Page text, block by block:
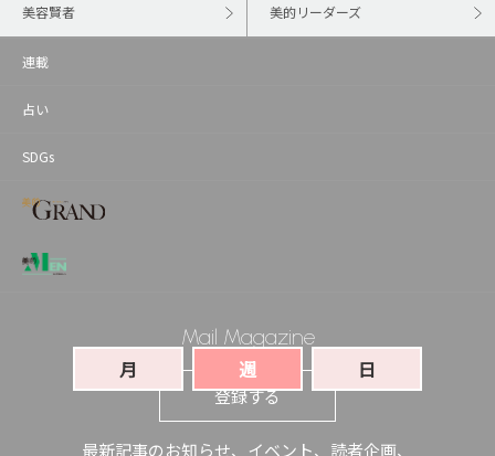
月 週 日
美容賢者 美的リーダーズ
連載
占い
SDGs
Mail Magazine
登録する
最新記事のお知らせ、イベント、読者企画、